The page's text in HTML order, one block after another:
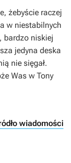
żebyście raczej
w niestabilnych
bardzo niskiej
jedyna deska
nie sięgał.
Was w Tony
wiadomości